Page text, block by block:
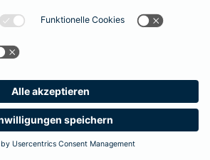
Produkte
Barmenia
365 Tage / 24 Stunden